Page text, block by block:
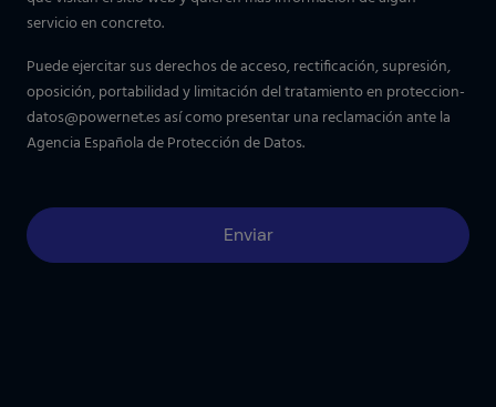
servicio en concreto.
Puede ejercitar sus derechos de acceso, rectificación, supresión,
oposición, portabilidad y limitación del tratamiento en proteccion-
datos@powernet.esasí como presentar una reclamación ante la
Agencia Española de Protección de Datos.